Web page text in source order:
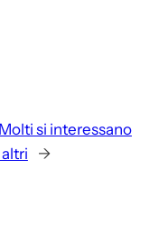
Molti si interessano
→